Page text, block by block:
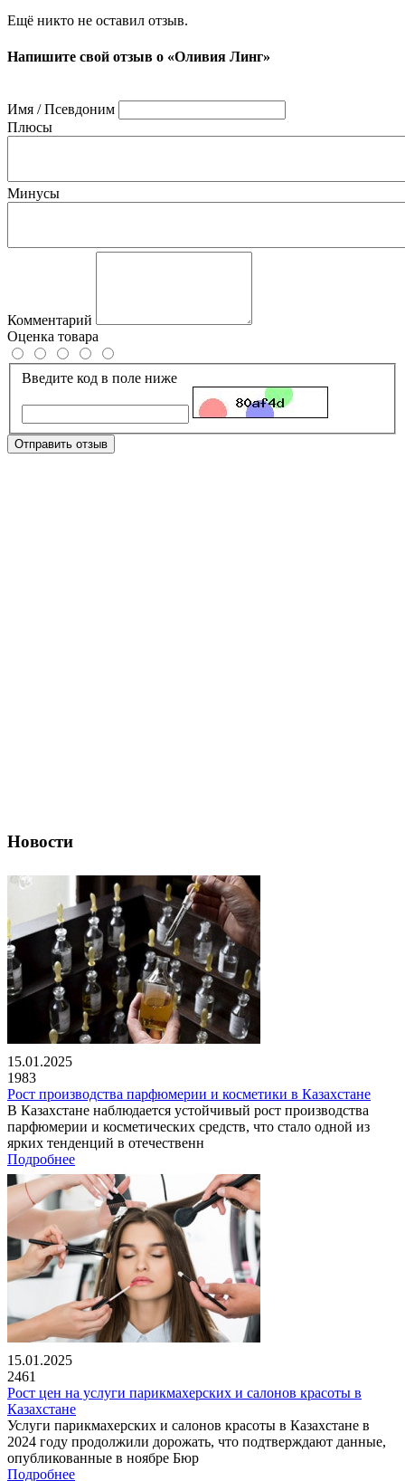
Ещё никто не оставил отзыв.
Напишите свой отзыв о «Оливия Линг»
Имя / Псевдоним
Плюсы
Минусы
Комментарий
Оценка товара
Введите код в поле ниже
Отправить отзыв
Новости
15.01.2025
1983
Рост производства парфюмерии и косметики в Казахстане
В Казахстане наблюдается устойчивый рост производства
парфюмерии и косметических средств, что стало одной из
ярких тенденций в отечественн
Подробнее
15.01.2025
2461
Рост цен на услуги парикмахерских и салонов красоты в
Казахстане
Услуги парикмахерских и салонов красоты в Казахстане в
2024 году продолжили дорожать, что подтверждают данные,
опубликованные в ноябре Бюр
Подробнее